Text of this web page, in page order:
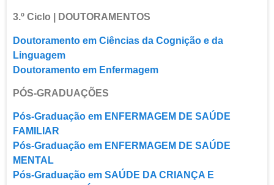
3.º Ciclo | DOUTORAMENTOS
Doutoramento em Ciências da Cognição e da
Linguagem
Doutoramento em Enfermagem
PÓS-GRADUAÇÕES
Pós-Graduação em ENFERMAGEM DE SAÚDE
FAMILIAR
Pós-Graduação em ENFERMAGEM DE SAÚDE
MENTAL
Pós-Graduação em SAÚDE DA CRIANÇA E